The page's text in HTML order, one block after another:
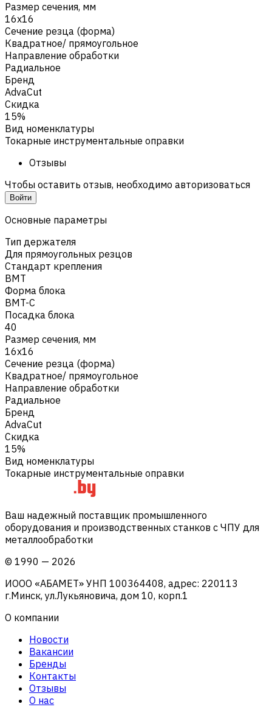
Размер сечения, мм
16х16
Сечение резца (форма)
Квадратное/ прямоугольное
Направление обработки
Радиальное
Бренд
AdvaCut
Скидка
15%
Вид номенклатуры
Токарные инструментальные оправки
Отзывы
Чтобы оставить отзыв, необходимо авторизоваться
Войти
Основные параметры
Тип держателя
Для прямоугольных резцов
Стандарт крепления
BMT
Форма блока
BMT-C
Посадка блока
40
Размер сечения, мм
16х16
Сечение резца (форма)
Квадратное/ прямоугольное
Направление обработки
Радиальное
Бренд
AdvaCut
Скидка
15%
Вид номенклатуры
Токарные инструментальные оправки
Ваш надежный поставщик промышленного
оборудования и производственных станков с ЧПУ для
металлообработки
© 1990 — 2026
ИООО «АБАМЕТ» УНП 100364408, адрес: 220113
г.Минск, ул.Лукьяновича, дом 10, корп.1
О компании
Новости
Вакансии
Бренды
Контакты
Отзывы
О нас